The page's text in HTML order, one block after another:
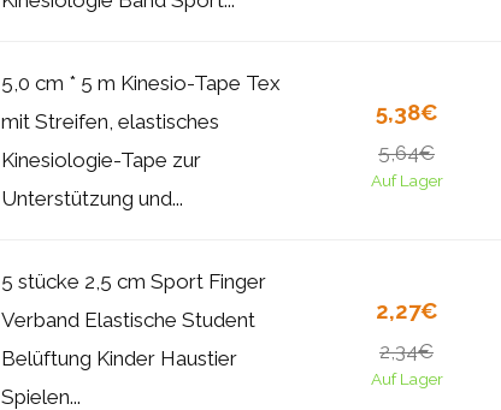
5,0 cm * 5 m Kinesio-Tape Tex
mit Streifen, elastisches
Kinesiologie-Tape zur
Unterstützung und...
5,38€
5,64€
Auf Lager
5 stücke 2,5 cm Sport Finger
Verband Elastische Student
Belüftung Kinder Haustier
Spielen...
2,27€
2,34€
Auf Lager